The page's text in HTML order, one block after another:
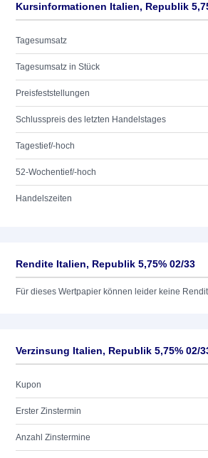
Kursinformationen Italien, Republik
Tagesumsatz
Tagesumsatz in Stück
Preisfeststellungen
Schlusspreis des letzten Handelstages
Tagestief/-hoch
52-Wochentief/-hoch
Handelszeiten
Rendite Italien, Republik 5,75% 02/33
Für dieses Wertpapier können leider keine
Verzinsung Italien, Republik 5,75% 02/
Kupon
Erster Zinstermin
Anzahl Zinstermine